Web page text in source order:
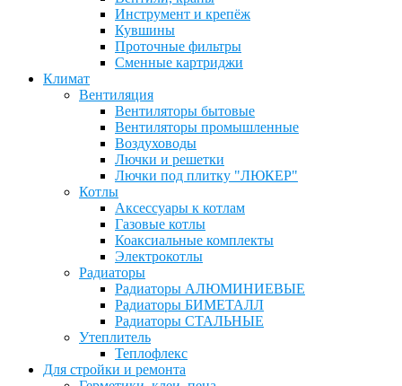
Инструмент и крепёж
Кувшины
Проточные фильтры
Сменные картриджи
Климат
Вентиляция
Вентиляторы бытовые
Вентиляторы промышленные
Воздуховоды
Лючки и решетки
Лючки под плитку "ЛЮКЕР"
Котлы
Аксессуары к котлам
Газовые котлы
Коаксиальные комплекты
Электрокотлы
Радиаторы
Радиаторы АЛЮМИНИЕВЫЕ
Радиаторы БИМЕТАЛЛ
Радиаторы СТАЛЬНЫЕ
Утеплитель
Теплофлекс
Для стройки и ремонта